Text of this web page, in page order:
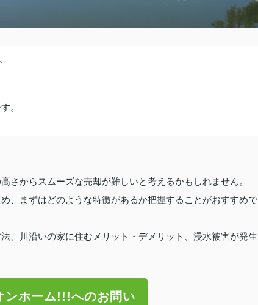
。
さからスムーズな売却が難しいと考えるかもしれません。
、まずはどのような特徴があるか把握することがおすすめで
、川沿いの家に住むメリット・デメリット、浸水被害が発生
ンホーム!!!へのお問い